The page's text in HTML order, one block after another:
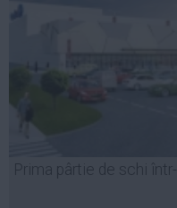
Prima pârtie de schi